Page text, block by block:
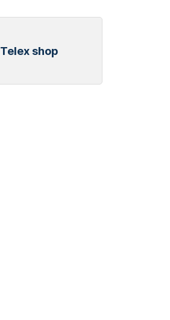
Telex shop